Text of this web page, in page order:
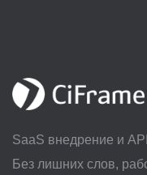
SaaS внедрение и
Без лишних слов,